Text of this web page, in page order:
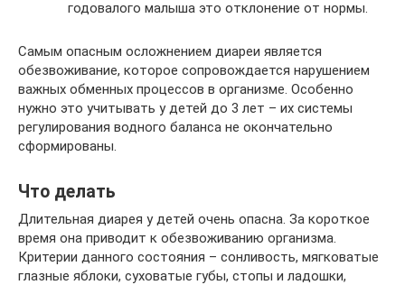
годовалого малыша это отклонение от нормы.
Самым опасным осложнением диареи является
обезвоживание, которое сопровождается нарушением
важных обменных процессов в организме. Особенно
нужно это учитывать у детей до 3 лет – их системы
регулирования водного баланса не окончательно
сформированы.
Что делать
Длительная диарея у детей очень опасна. За короткое
время она приводит к обезвоживанию организма.
Критерии данного состояния – сонливость, мягковатые
глазные яблоки, суховатые губы, стопы и ладошки,